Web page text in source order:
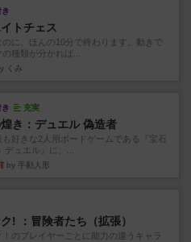
トチェス
のに、ほんの10分で終わります。動きで
の種類が分かれば...
くみ
充実
き：デュエル 偽造者
も好きな2人用ボードゲームである『宝石
デュエル』に、...
by 手動人形
! ：冒険者たち（拡張）
！のプレイヤーごとに能力の違うキャラ